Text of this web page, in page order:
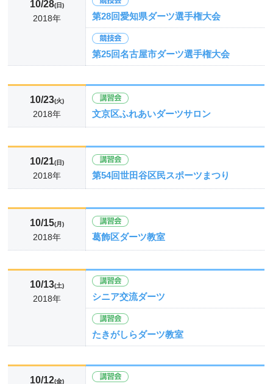
10/28(日)
2018年 第28回愛知県ダーツ選手権大会
第25回名古屋市ダーツ選手権大会
10/23(火)
2018年 文京区ふれあいダーツサロン
10/21(日)
2018年 第54回世田谷区民スポーツまつり
10/15(月)
2018年 葛飾区ダーツ教室
10/13(土)
2018年 シニア交流ダーツ
たきがしらダーツ教室
10/12(金)